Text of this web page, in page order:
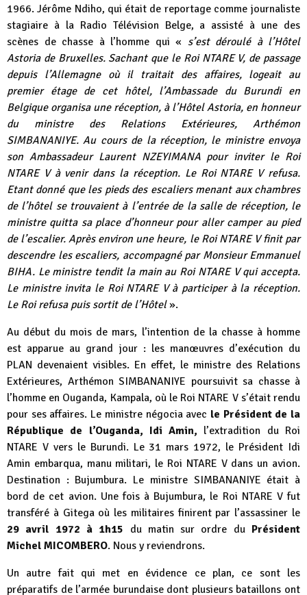
1966. Jérôme Ndiho, qui était de reportage comme journaliste
stagiaire à la Radio Télévision Belge, a assisté à une des
scènes de chasse à l’homme qui « s’est déroulé à l’Hôtel
Astoria de Bruxelles. Sachant que le Roi NTARE V, de passage
depuis l’Allemagne où il traitait des affaires, logeait au
premier étage de cet hôtel, l’Ambassade du Burundi en
Belgique organisa une réception, à l’Hôtel Astoria, en honneur
du ministre des Relations Extérieures, Arthémon
SIMBANANIYE. Au cours de la réception, le ministre envoya
son Ambassadeur Laurent NZEYIMANA pour inviter le Roi
NTARE V à venir dans la réception. Le Roi NTARE V refusa.
Etant donné que les pieds des escaliers menant aux chambres
de l’hôtel se trouvaient à l’entrée de la salle de réception, le
ministre quitta sa place d’honneur pour aller camper au pied
de l’escalier. Après environ une heure, le Roi NTARE V finit par
descendre les escaliers, accompagné par Monsieur Emmanuel
BIHA. Le ministre tendit la main au Roi NTARE V qui accepta.
Le ministre invita le Roi NTARE V à participer à la réception.
Le Roi refusa puis sortit de l’Hôtel».
Au début du mois de mars, l’intention de la chasse à homme
est apparue au grand jour : les manœuvres d’exécution du
PLAN devenaient visibles. En effet, le ministre des Relations
Extérieures, Arthémon SIMBANANIYE poursuivit sa chasse à
l’homme en Ouganda, Kampala, où le Roi NTARE V s’était rendu
pour ses affaires. Le ministre négocia avec le Président de la
République de l’Ouganda, Idi Amin, l’extradition du Roi
NTARE V vers le Burundi. Le 31 mars 1972, le Président Idi
Amin embarqua, manu militari, le Roi NTARE V dans un avion.
Destination : Bujumbura. Le ministre SIMBANANIYE était à
bord de cet avion. Une fois à Bujumbura, le Roi NTARE V fut
transféré à Gitega où les militaires finirent par l’assassiner le
29 avril 1972 à 1h15 du matin sur ordre duPrésident
Michel MICOMBERO. Nous y reviendrons.
Un autre fait qui met en évidence ce plan, ce sont les
préparatifs de l’armée burundaise dont plusieurs bataillons ont